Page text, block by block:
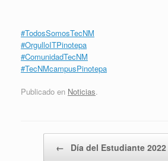
#TodosSomosTecNM
#OrgulloITPinotepa
#ComunidadTecNM
#TecNMcampusPinotepa
Publicado en Noticias.
Navegador de artículos
← Día del Estudiante